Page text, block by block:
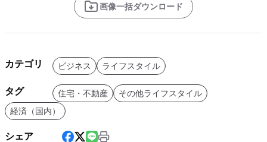
画像一括ダウンロード
カテゴリ ビジネス ライフスタイル
タグ 住宅・不動産
その他ライフスタイル
経済（国内）
シェア